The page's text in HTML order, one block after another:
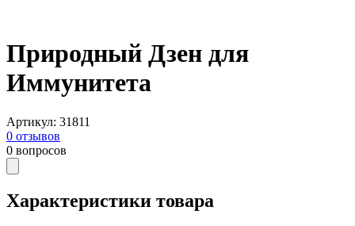
Природный Дзен для
Иммунитета
Артикул: 31811
0 отзывов
0 вопросов
Характеристики товара